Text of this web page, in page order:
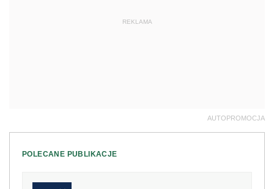
REKLAMA
AUTOPROMOCJA
POLECANE PUBLIKACJE